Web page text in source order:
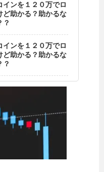
インを１２０万でロ
ど助かる？助かるな
？
インを１２０万でロ
ど助かる？助かるな
？